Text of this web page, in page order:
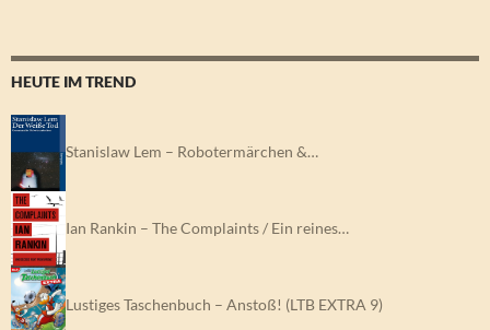
HEUTE IM TREND
Stanislaw Lem – Robotermärchen &…
Ian Rankin – The Complaints / Ein reines…
Lustiges Taschenbuch – Anstoß! (LTB EXTRA 9)